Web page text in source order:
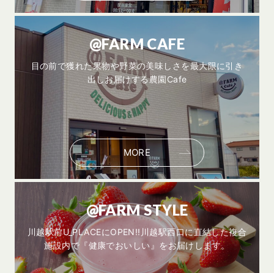
@FARM CAFE
目の前で獲れた果物や野菜の美味しさを最大限に引き
出しお届けする農園Cafe
MORE
@FARM STYLE
川越駅前U_PLACEにOPEN!!川越駅西口に直結した複合
施設内で『健康でおいしい』をお届けします。